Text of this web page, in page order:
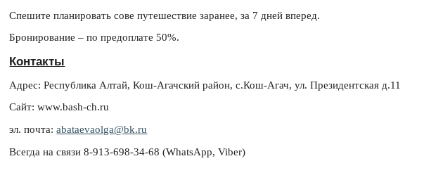
Спешите планировать сове путешествие заранее, за 7 дней вперед.
Бронирование – по предоплате 50%.
Контакты
Адрес: Республика Алтай, Кош-Агачский район, с.Кош-Агач, ул. Президентская д.11
Сайт: www.bash-ch.ru
эл. почта:abataevaolga@bk.ru
Всегда на связи 8-913-698-34-68 (WhatsApp, Viber)